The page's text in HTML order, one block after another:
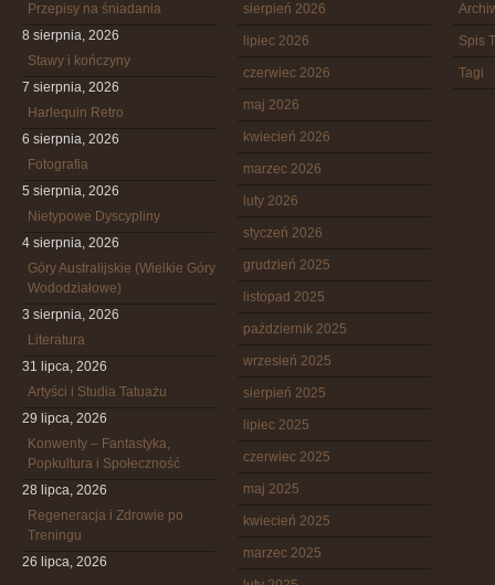
Przepisy na śniadania
8 sierpnia, 2026
Stawy i kończyny
7 sierpnia, 2026
Harlequin Retro
6 sierpnia, 2026
Fotografia
5 sierpnia, 2026
Nietypowe Dyscypliny
4 sierpnia, 2026
Góry Australijskie (Wielkie Góry
Wododziałowe)
3 sierpnia, 2026
Literatura
31 lipca, 2026
Artyści i Studia Tatuażu
29 lipca, 2026
Konwenty – Fantastyka,
Popkultura i Społeczność
28 lipca, 2026
Regeneracja i Zdrowie po
Treningu
26 lipca, 2026
sierpień 2026
lipiec 2026
czerwiec 2026
maj 2026
kwiecień 2026
marzec 2026
luty 2026
styczeń 2026
grudzień 2025
listopad 2025
październik 2025
wrzesień 2025
sierpień 2025
lipiec 2025
czerwiec 2025
maj 2025
kwiecień 2025
marzec 2025
Spis
Tagi